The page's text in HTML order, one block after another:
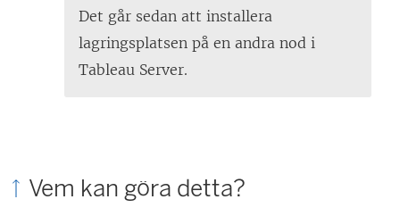
Det går sedan att installera
lagringsplatsen på en andra nod i
Tableau Server.
Vem kan göra detta?